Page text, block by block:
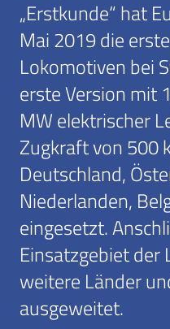
„Erstkunde“ hat
Mai 2019 die
Lokomotiven bei
erste Version mit
MW elektrischer
Zugkraft von 500
Deutschland,
Niederlanden,
eingesetzt.
Einsatzgebiet
weitere Länder
ausgeweitet.